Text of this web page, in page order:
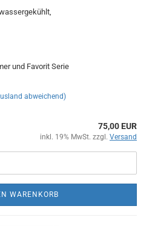
und Favorit Serie
abweichend)
75,00 EUR
inkl. 19% MwSt. zzgl. Versand
WARENKORB